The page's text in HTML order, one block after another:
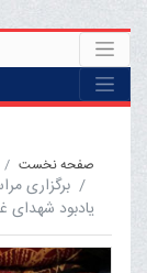
صفحه نخست
برگزاری
یادبود شهدای